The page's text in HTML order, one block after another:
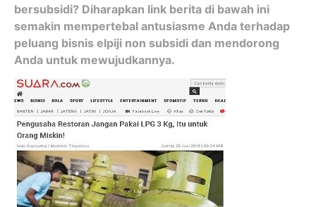
bersubsidi? Diharapkan link berita di bawah ini
semakin mempertebal antusiasme Anda terhadap
peluang bisnis elpiji non subsidi dan mendorong
Anda untuk mewujudkannya.